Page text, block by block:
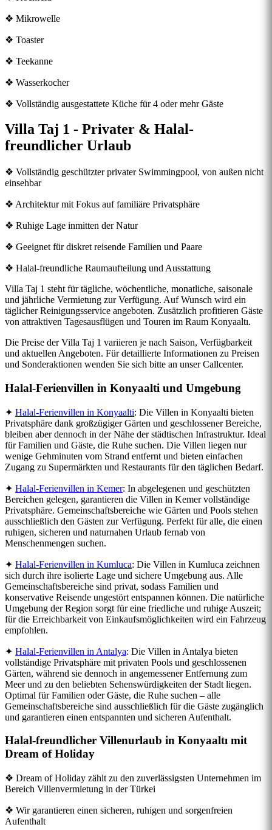
❖ Mikrowelle
❖ Toaster
❖ Teekanne
❖ Wasserkocher
❖ Vollständig ausgestattete Küche für 4 oder mehr Gäste
Villa Taj 1 - Privater & Halal-
freundlicher Urlaub
❖ Vollständig geschützter privater Swimmingpool, von außen nicht
einsehbar
❖ Architektur mit Fokus auf familiäre Privatsphäre
❖ Ruhige Lage inmitten der Natur
❖ Geeignet für diskret reisende Familien und Paare
❖ Halal-freundliche Raumaufteilung und Ausstattung
Villa Taj 1 steht für tägliche, wöchentliche, monatliche, saisonale
und jährliche Vermietung zur Verfügung. Auf Wunsch wird ein
täglicher Reinigungsservice angeboten. Zusätzlich profitieren Gäste
von attraktiven Tagesausflügen und Touren im Raum Konyaaltı.
Die Preise der Villa Taj 1 variieren je nach Saison, Verfügbarkeit
und aktuellen Angeboten. Für detaillierte Informationen zu Preisen
und Sonderaktionen wenden Sie sich bitte an unser Callcenter.
Halal-Ferienvillen in Konyaalti und Umgebung
✦ Halal-Ferienvillen in Konyaalti: Die Villen in Konyaalti bieten
Privatsphäre dank großzügiger Gärten und geschlossener Bereiche,
bleiben aber dennoch in der Nähe der städtischen Infrastruktur. Ideal
für Familien und Gäste, die Ruhe suchen. Die Villen liegen nur
wenige Gehminuten vom Strand entfernt und bieten einfachen
Zugang zu Supermärkten und Restaurants für den täglichen Bedarf.
✦ Halal-Ferienvillen in Kemer: In abgelegenen und geschützten
Bereichen gelegen, garantieren die Villen in Kemer vollständige
Privatsphäre. Gemeinschaftsbereiche wie Gärten und Pools stehen
ausschließlich den Gästen zur Verfügung. Perfekt für alle, die einen
ruhigen, sicheren und naturnahen Urlaub fernab von
Menschenmengen suchen.
✦ Halal-Ferienvillen in Kumluca: Die Villen in Kumluca zeichnen
sich durch ihre isolierte Lage und sichere Umgebung aus. Alle
Gemeinschaftsbereiche sind privat, sodass Familien und
konservative Reisende ungestört entspannen können. Die natürliche
Umgebung der Region sorgt für eine friedliche und ruhige Auszeit;
für die Erreichbarkeit von Einkaufsmöglichkeiten wird ein Fahrzeug
empfohlen.
✦ Halal-Ferienvillen in Antalya: Die Villen in Antalya bieten
vollständige Privatsphäre mit privaten Pools und geschlossenen
Gärten, während sie dennoch in angemessener Entfernung zum
Meer und zu den beliebten Sehenswürdigkeiten der Stadt liegen.
Optimal für Familien oder Gäste, die Ruhe suchen – alle
Gemeinschaftsbereiche sind ausschließlich für die Gäste zugänglich
und garantieren einen entspannten und sicheren Aufenthalt.
Halal-freundlicher Villenurlaub in Konyaaltı mit
Dream of Holiday
❖ Dream of Holiday zählt zu den zuverlässigsten Unternehmen im
Bereich Villenvermietung in der Türkei
❖ Wir garantieren einen sicheren, ruhigen und sorgenfreien
Aufenthalt